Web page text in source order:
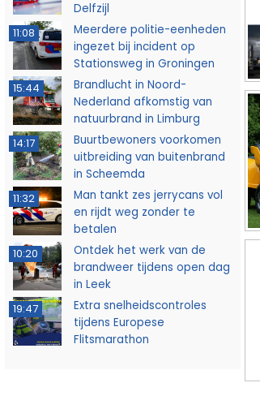
Delfzijl
11:08
Meerdere politie-eenheden
ingezet bij incident op
Stationsweg in Groningen
15:44
Brandlucht in Noord-
Nederland afkomstig van
natuurbrand in Limburg
14:17
Buurtbewoners voorkomen
uitbreiding van buitenbrand
in Scheemda
11:32
Man tankt zes jerrycans vol
en rijdt weg zonder te
betalen
10:20
Ontdek het werk van de
brandweer tijdens open dag
in Leek
19:47
Extra snelheidscontroles
tijdens Europese
Flitsmarathon